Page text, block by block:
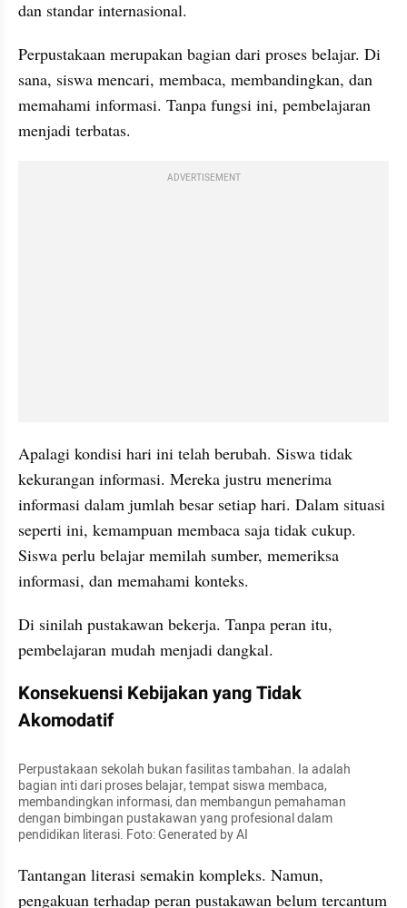
dan standar internasional.
Perpustakaan merupakan bagian dari proses belajar. Di
sana, siswa mencari, membaca, membandingkan, dan
memahami informasi. Tanpa fungsi ini, pembelajaran
menjadi terbatas.
ADVERTISEMENT
Apalagi kondisi hari ini telah berubah. Siswa tidak
kekurangan informasi. Mereka justru menerima
informasi dalam jumlah besar setiap hari. Dalam situasi
seperti ini, kemampuan membaca saja tidak cukup.
Siswa perlu belajar memilah sumber, memeriksa
informasi, dan memahami konteks.
Di sinilah pustakawan bekerja. Tanpa peran itu,
pembelajaran mudah menjadi dangkal.
Konsekuensi Kebijakan yang Tidak
Akomodatif
Perpustakaan sekolah bukan fasilitas tambahan. Ia adalah
bagian inti dari proses belajar, tempat siswa membaca,
membandingkan informasi, dan membangun pemahaman
dengan bimbingan pustakawan yang profesional dalam
pendidikan literasi. Foto: Generated by AI
Tantangan literasi semakin kompleks. Namun,
pengakuan terhadap peran pustakawan belum tercantum